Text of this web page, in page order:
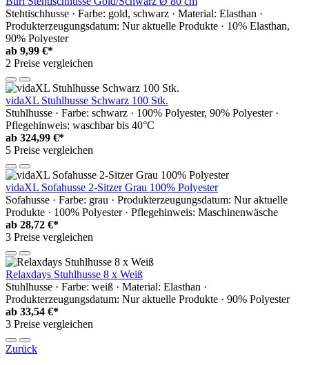
Stehtischhusse · Farbe: gold, schwarz · Material: Elasthan ·
Produkterzeugungsdatum: Nur aktuelle Produkte · 10% Elasthan,
90% Polyester
ab 9,99 €*
2 Preise vergleichen
vidaXL Stuhlhusse Schwarz 100 Stk.
Stuhlhusse · Farbe: schwarz · 100% Polyester, 90% Polyester ·
Pflegehinweis: waschbar bis 40°C
ab 324,99 €*
5 Preise vergleichen
vidaXL Sofahusse 2-Sitzer Grau 100% Polyester
Sofahusse · Farbe: grau · Produkterzeugungsdatum: Nur aktuelle
Produkte · 100% Polyester · Pflegehinweis: Maschinenwäsche
ab 28,72 €*
3 Preise vergleichen
Relaxdays Stuhlhusse 8 x Weiß
Stuhlhusse · Farbe: weiß · Material: Elasthan ·
Produkterzeugungsdatum: Nur aktuelle Produkte · 90% Polyester
ab 33,54 €*
3 Preise vergleichen
Zurück